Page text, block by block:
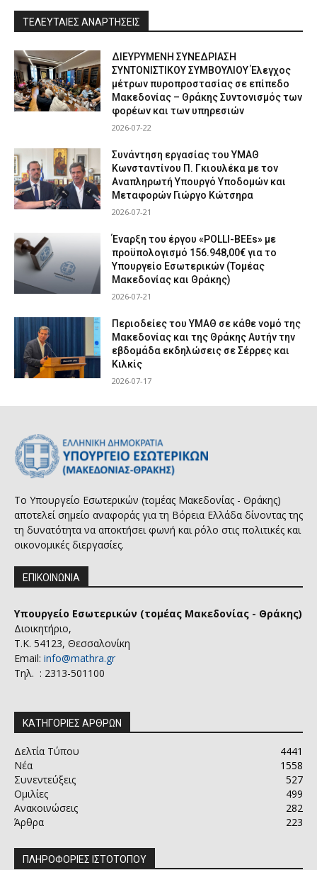
ΤΕΛΕΥΤΑΙΕΣ ΑΝΑΡΤΗΣΕΙΣ
ΔΙΕΥΡΥΜΕΝΗ ΣΥΝΕΔΡΙΑΣΗ
ΣΥΝΤΟΝΙΣΤΙΚΟΥ ΣΥΜΒΟΥΛΙΟΥ Έλεγχος
μέτρων πυροπροστασίας σε επίπεδο
Μακεδονίας – Θράκης Συντονισμός των
φορέων και των υπηρεσιών
2026-07-22
Συνάντηση εργασίας του ΥΜΑΘ
Κωνσταντίνου Π. Γκιουλέκα με τον
Αναπληρωτή Υπουργό Υποδομών και
Μεταφορών Γιώργο Κώτσηρα
2026-07-21
Έναρξη του έργου «POLLI-BEEs» με
προϋπολογισμό 156.948,00€ για το
Υπουργείο Εσωτερικών (Τομέας
Μακεδονίας και Θράκης)
2026-07-21
Περιοδείες του ΥΜΑΘ σε κάθε νομό της
Μακεδονίας και της Θράκης Αυτήν την
εβδομάδα εκδηλώσεις σε Σέρρες και
Κιλκίς
2026-07-17
Το Υπουργείο Εσωτερικών (τομέας Μακεδονίας - Θράκης)
αποτελεί σημείο αναφοράς για τη Βόρεια Ελλάδα δίνοντας της
τη δυνατότητα να αποκτήσει φωνή και ρόλο στις πολιτικές και
οικονομικές διεργασίες.
ΕΠΙΚΟΙΝΩΝΙΑ
Υπουργείο Εσωτερικών (τομέας Μακεδονίας - Θράκης)
Διοικητήριο,
Τ.Κ. 54123, Θεσσαλονίκη
Email: info@mathra.gr
Τηλ. : 2313-501100
ΚΑΤΗΓΟΡΙΕΣ ΑΡΘΡΩΝ
Δελτία Τύπου
4441
Νέα
1558
Συνεντεύξεις
527
Ομιλίες
499
Ανακοινώσεις
282
Άρθρα
223
ΠΛΗΡΟΦΟΡΙΕΣ ΙΣΤΟΤΟΠΟΥ